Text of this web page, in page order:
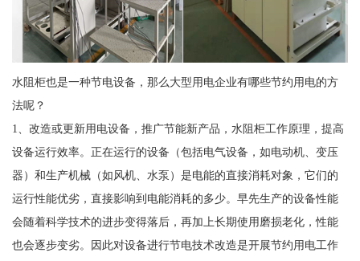
水阻柜也是一种节电设备，那么大型用电企业有哪些节约用电的方
法呢？
1、改造或更新用电设备，推广节能新产品，水阻柜工作原理，提高
设备运行效率。正在运行的设备（包括电气设备，如电动机、变压
器）和生产机械（如风机、水泵）是电能的直接消耗对象，它们的
运行性能优劣，直接影响到电能消耗的多少。早先生产的设备性能
会随着科学技术的进步变得落后，再加上长期使用磨损老化，性能
也会逐步变劣。因此对设备进行节电技术改造是开展节约用电工作